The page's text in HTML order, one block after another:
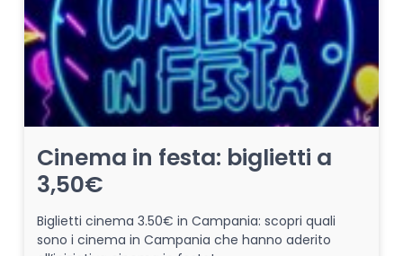
Cinema in festa: biglietti a
3,50€
Biglietti cinema 3.50€ in Campania: scopri quali
sono i cinema in Campania che hanno aderito